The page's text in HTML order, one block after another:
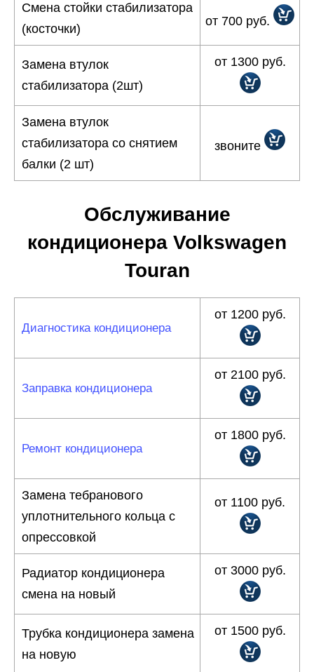
Смена стойки стабилизатора
(косточки)
от 700 руб.
Замена втулок
стабилизатора (2шт)
от 1300 руб.
Замена втулок
стабилизатора со снятием
балки (2 шт)
звоните
Обслуживание
кондиционера Volkswagen
Touran
Диагностика кондиционера
от 1200 руб.
Заправка кондиционера
от 2100 руб.
Ремонт кондиционера
от 1800 руб.
Замена тебранового
уплотнительного кольца с
опрессовкой
от 1100 руб.
Радиатор кондиционера
cмена на новый
от 3000 руб.
Трубка кондиционера замена
на новую
от 1500 руб.